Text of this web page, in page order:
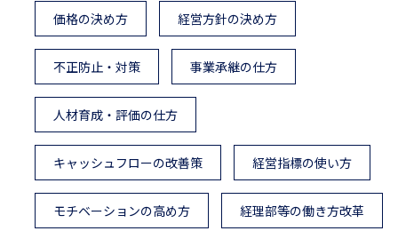
価格の決め方 経営方針の決め方
不正防止・対策 事業承継の仕方
人材育成・評価の仕方
キャッシュフローの改善策 経営指標の使い方
モチベーションの高め方 経理部等の働き方改革